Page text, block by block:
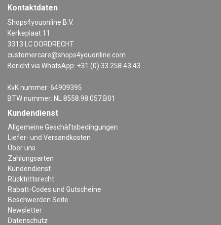
Kontaktdaten
Shops4youonline B.V.
Kerkeplaat 11
3313 LC DORDRECHT
customercare@shops4youonline.com
Bericht via WhatsApp: +31 (0) 33 258 43 43
KvK nummer: 64909395
BTW nummer: NL 8558.98.057.B01
Kundendienst
Allgemeine Geschäftsbedingungen
Liefer- und Versandkosten
Über uns
Zahlungsarten
Kundendienst
Rücktrittsrecht
Rabatt-Codes und Gutscheine
Beschwerden Seite
Newsletter
Datenschutz